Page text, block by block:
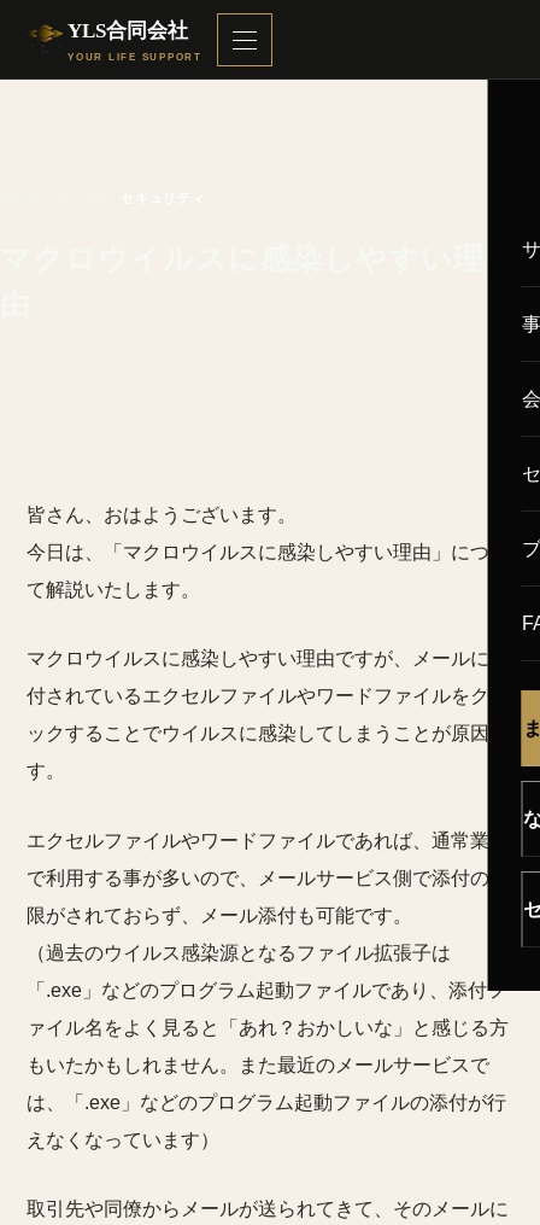
YLS合同会社
YOUR LIFE SUPPORT
皆さん、おはようございます。
今日は、「マクロウイルスに感染しやすい理由」につい
て解説いたします。
マクロウイルスに感染しやすい理由ですが、メールに添
付されているエクセルファイルやワードファイルをクリ
ックすることでウイルスに感染してしまうことが原因で
す。
エクセルファイルやワードファイルであれば、通常業務
で利用する事が多いので、メールサービス側で添付の制
限がされておらず、メール添付も可能です。
（過去のウイルス感染源となるファイル拡張子は
「.exe」などのプログラム起動ファイルであり、添付フ
ァイル名をよく見ると「あれ？おかしいな」と感じる方
もいたかもしれません。また最近のメールサービスで
は、「.exe」などのプログラム起動ファイルの添付が行
えなくなっています）
取引先や同僚からメールが送られてきて、そのメールに